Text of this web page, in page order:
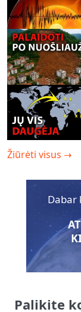
Žiūrėti visus →
Dabar
Palikite